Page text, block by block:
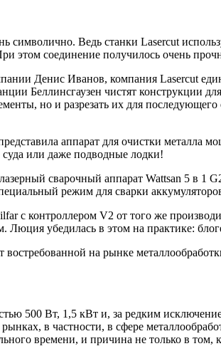
символично. Ведь станки Lasercut
этом соединение получилось очень
Денис Иванов, компания Lasercut
Беллинсгаузен чистят конструкции
но и разрезать их для
аппарат для очистки
или даже подводные лодки!
сварочный аппарат Wattsan 5 в 1
режим для сварки
с контроллером V2 от того же
убедилась в этом на практике:
на рынке
500 Вт, 1,5 кВт и, за редким
в частности, в сфере
времени, и причина не только в